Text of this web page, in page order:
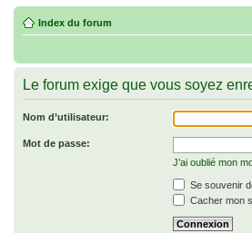
Index du forum
Le forum exige que vous soyez
Nom d’utilisateur:
Mot de passe:
J’ai oublié mon
Se souvenir
Cacher mon